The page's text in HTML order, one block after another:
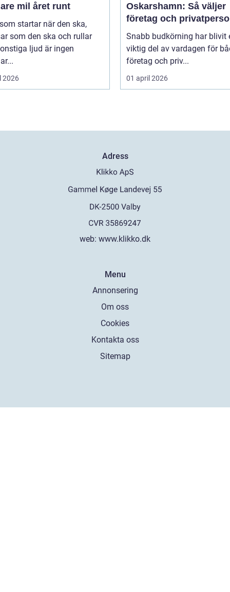
mil året runt
startar när den ska,
som den ska och rullar
ljud är ingen
2026
Oskarshamn: Så väljer
företag och
rätt lösning
Snabb budkörning har blivit
viktig del av vardagen för
företag och priv...
01 april 2026
Adress
web: www.klikko.dk
Menu
Annonsering
Om oss
Cookies
Kontakta oss
Sitemap